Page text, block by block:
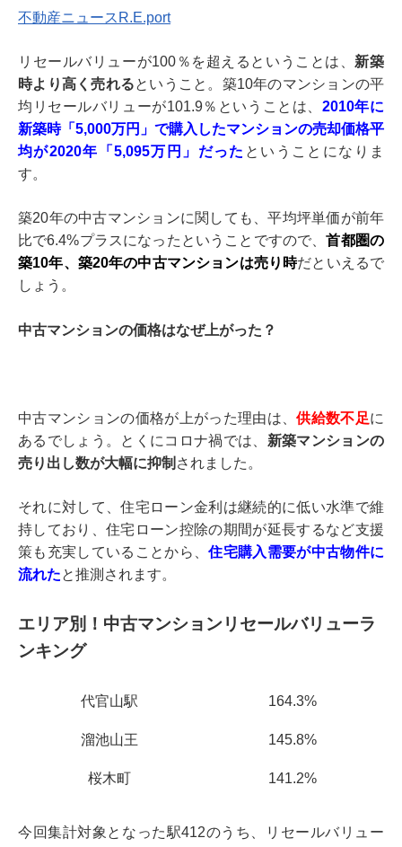
不動産ニュースR.E.port
リセールバリューが100％を超えるということは、 新築
時より高く売れるということ。築10年のマンションの平
均リセールバリューが101.9％ということは、 2010年に
新築時「5,000万円」で購入したマンションの売却価格平
均が2020年「5,095万円」だった ということになりま
す。
築20年の中古マンションに関しても、平均坪単価が前年
比で6.4%プラスになったということですので、首都圏の
築10年、築20年の中古マンションは売り時だといえるで
しょう。
中古マンションの価格はなぜ上がった？
中古マンションの価格が上がった理由は、供給数不足に
あるでしょう。とくにコロナ禍では、 新築マンションの
売り出し数が大幅に抑制 されました。
それに対して、住宅ローン金利は継続的に低い水準で維
持しており、住宅ローン控除の期間が延長するなど支援
策も充実していることから、住宅購入需要が中古物件に
流れたと推測されます。
エリア別！中古マンションリセールバリューラ
ンキング
代官山駅 164.3%
溜池山王 145.8%
桜木町 141.2%
今回集計対象となった駅412のうち、リセールバリュー